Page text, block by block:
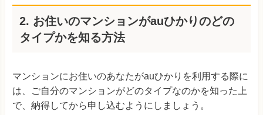
2. お住いのマンションがauひかりのどの
タイプかを知る方法
マンションにお住いのあなたがauひかりを利用する際に
は、ご自分のマンションがどのタイプなのかを知った上
で、納得してから申し込むようにしましょう。